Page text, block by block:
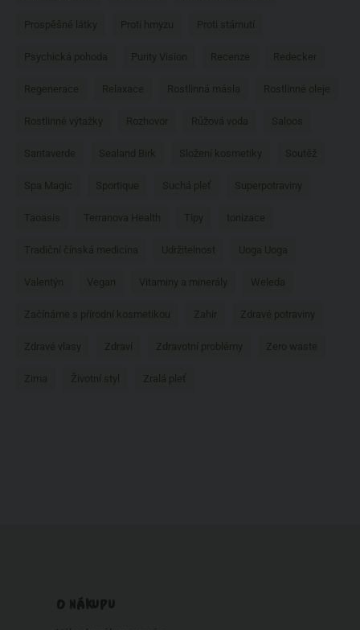
Prospěšné látky Proti hmyzu Proti stárnutí
Psychická pohoda Purity Vision Recenze Redecker
Regenerace Relaxace Rostlinná másla Rostlinné oleje
Rostlinné výtažky Rozhovor Růžová voda Saloos
Santaverde Sealand Birk Složení kosmetiky Soutěž
Spa Magic Sportique Suchá pleť Superpotraviny
Taoasis Terranova Health Tipy tonizace
Tradiční čínská medicína Udržitelnost Uoga Uoga
Valentýn Vegan Vitaminy a minerály Weleda
Začínáme s přírodní kosmetikou Zahir Zdravé potraviny
Zdravé vlasy Zdraví Zdravotní problémy Zero waste
Zima Životní styl Zralá pleť
O NÁKUPU